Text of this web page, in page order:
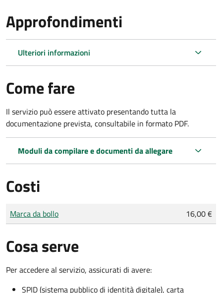
Approfondimenti
Ulteriori informazioni
Come fare
Il servizio può essere attivato presentando tutta la
documentazione prevista, consultabile in formato PDF.
Moduli da compilare e documenti da allegare
Costi
Tipo di pagamento
Importo
Marca da bollo 16,00 €
Cosa serve
Per accedere al servizio, assicurati di avere:
SPID (sistema pubblico di identità digitale), carta